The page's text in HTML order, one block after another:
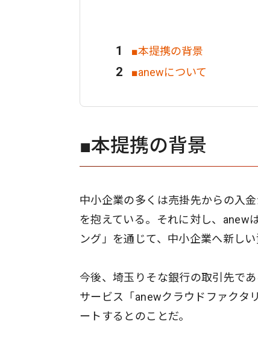
■本提携の背景
■anewについて
■本提携の背景
中小企業の多くは売掛先からの入
を抱えている。それに対し、anew
ング」を通じて、中小企業へ新し
今後、埼玉りそな銀行の取引先で
サービス「anewクラウドファクタ
ートするとのことだ。